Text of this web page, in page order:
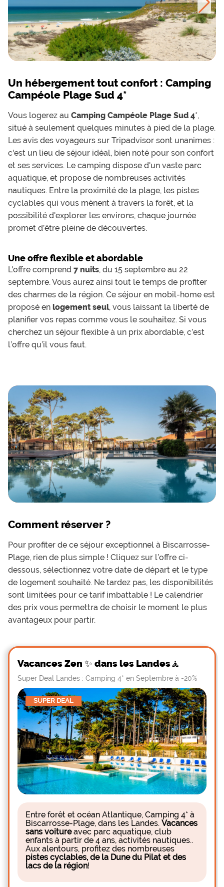
Un hébergement tout confort : Camping
Campéole Plage Sud 4*
Vous logerez au Camping Campéole Plage Sud 4*,
situé à seulement quelques minutes à pied de la plage.
Les avis des voyageurs sur Tripadvisor sont unanimes :
c'est un lieu de séjour idéal, bien noté pour son confort
et ses services. Le camping dispose d'un vaste parc
aquatique, et propose de nombreuses activités
nautiques. Entre la proximité de la plage, les pistes
cyclables qui vous mènent à travers la forêt, et la
possibilité d'explorer les environs, chaque journée
promet d’être pleine de découvertes.
Une offre flexible et abordable
L'offre comprend 7 nuits, du 15 septembre au 22
septembre. Vous aurez ainsi tout le temps de profiter
des charmes de la région. Ce séjour en mobil-home est
proposé en logement seul, vous laissant la liberté de
planifier vos repas comme vous le souhaitez. Si vous
cherchez un séjour flexible à un prix abordable, c’est
l’offre qu’il vous faut.
Comment réserver ?
Pour profiter de ce séjour exceptionnel à Biscarrosse-
Plage, rien de plus simple ! Cliquez sur l’offre ci-
dessous, sélectionnez votre date de départ et le type
de logement souhaité. Ne tardez pas, les disponibilités
sont limitées pour ce tarif imbattable ! Le calendrier
des prix vous permettra de choisir le moment le plus
avantageux pour partir.
Vacances Zen ✨ dans les Landes🧘
Super Deal Landes : Camping 4* en Septembre à -20%
SUPER DEAL
Entre forêt et océan Atlantique, Camping 4* à
Biscarrosse-Plage, dans les Landes. Vacances
sans voitureavec parc aquatique, club
enfants à partir de 4 ans, activités nautiques..
Aux alentours, profitez des nombreuses
pistes cyclables, de la Dune du Pilat et des
lacs de la région!